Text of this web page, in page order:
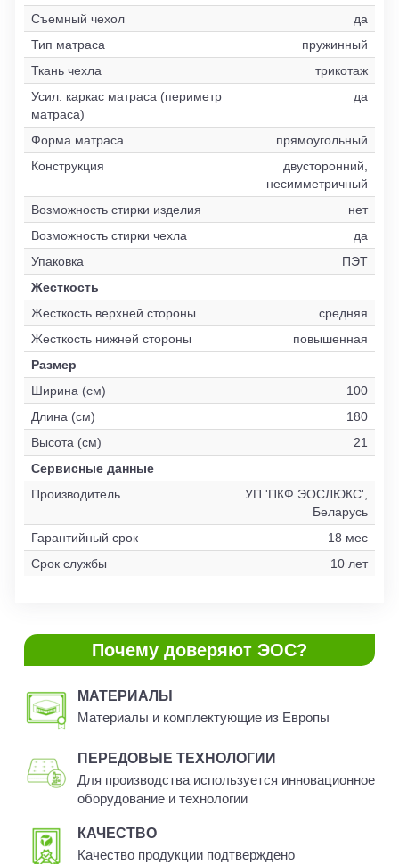
Съемный чехол
да
Тип матраса
пружинный
Ткань чехла
трикотаж
Усил. каркас матраса (периметр
матраса)
да
Форма матраса
прямоугольный
Конструкция
двусторонний,
несимметричный
Возможность стирки изделия
нет
Возможность стирки чехла
да
Упаковка
ПЭТ
Жесткость
Жесткость верхней стороны
средняя
Жесткость нижней стороны
повышенная
Размер
Ширина (см)
100
Длина (см)
180
Высота (см)
21
Сервисные данные
Производитель
УП 'ПКФ ЭОСЛЮКС',
Беларусь
Гарантийный срок
18 мес
Срок службы
10 лет
Почему доверяют ЭОС?
МАТЕРИАЛЫ
Материалы и комплектующие из Европы
ПЕРЕДОВЫЕ ТЕХНОЛОГИИ
Для производства используется инновационное
оборудование и технологии
КАЧЕСТВО
Качество продукции подтверждено